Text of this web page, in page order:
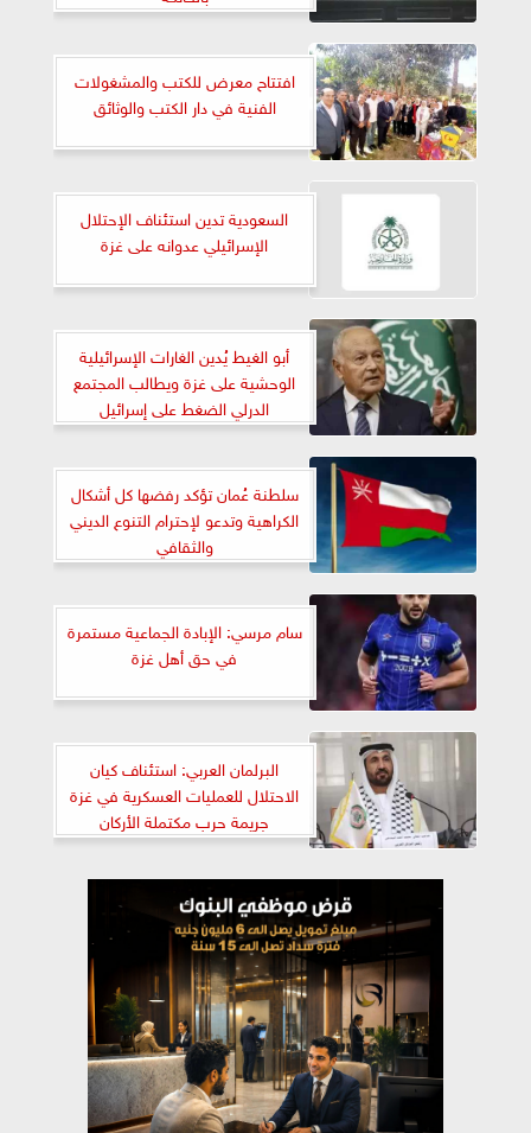
افتتاح معرض للكتب والمشغولات
الفنية في دار الكتب والوثائق
السعودية تدين استئناف الإحتلال
الإسرائيلي عدوانه على غزة
أبو الغيط يُدين الغارات الإسرائيلية
الوحشية على غزة ويطالب المجتمع
الدرلي الضغط على إسرائيل
سلطنة عُمان تؤكد رفضها كل أشكال
الكراهية وتدعو لإحترام التنوع الديني
والثقافي
سام مرسي: الإبادة الجماعية مستمرة
في حق أهل غزة
البرلمان العربي: استئناف كيان
الاحتلال للعمليات العسكرية في غزة
جريمة حرب مكتملة الأركان